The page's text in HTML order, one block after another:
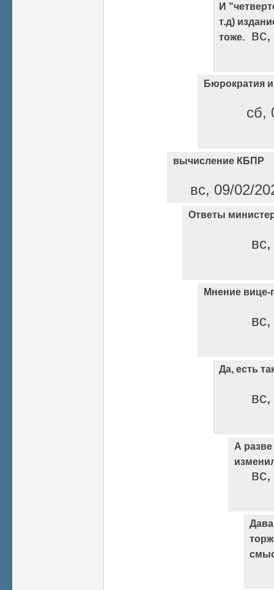
И
т.д)
тоже.
Бюрократия
сб,
вычисление КБПР
вс, 09/02/
Ответы
Мнение
Да, есть
А